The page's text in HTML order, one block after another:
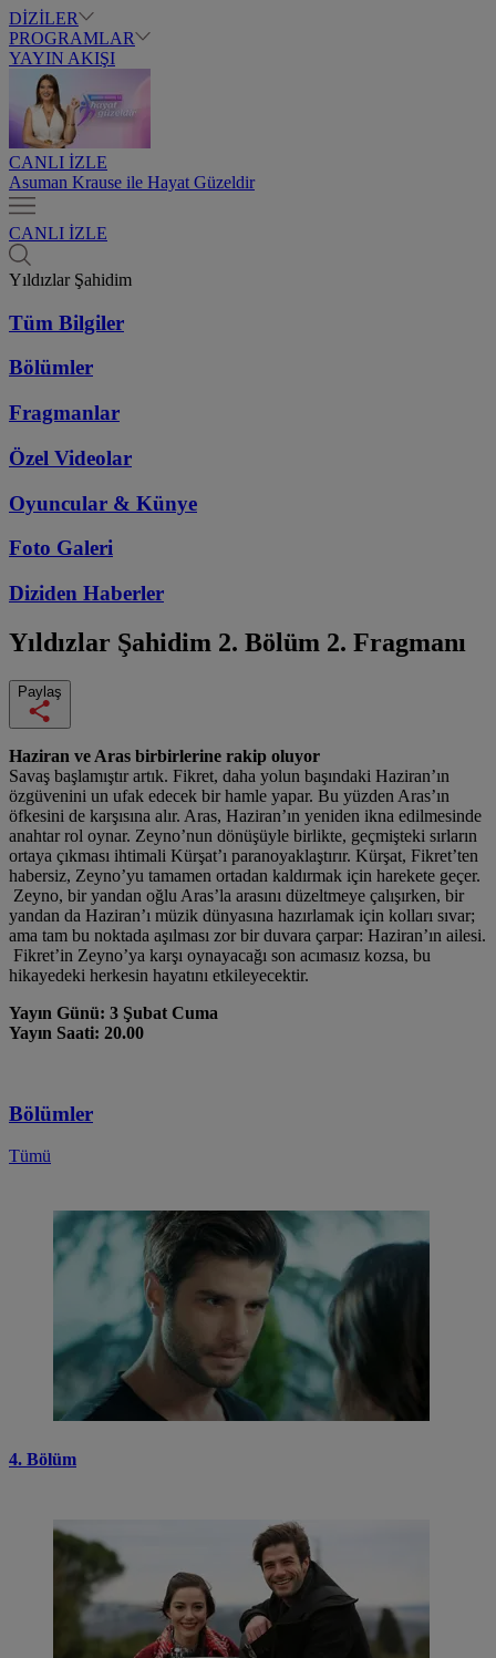
DİZİLER
PROGRAMLAR
YAYIN AKIŞI
CANLI İZLE
Asuman Krause ile Hayat Güzeldir
CANLI İZLE
Yıldızlar Şahidim
Tüm Bilgiler
Bölümler
Fragmanlar
Özel Videolar
Oyuncular & Künye
Foto Galeri
Diziden Haberler
Yıldızlar Şahidim 2. Bölüm 2. Fragmanı
Paylaş
Haziran ve Aras birbirlerine rakip oluyor
Savaş başlamıştır artık. Fikret, daha yolun başındaki Haziran’ın
özgüvenini un ufak edecek bir hamle yapar. Bu yüzden Aras’ın
öfkesini de karşısına alır. Aras, Haziran’ın yeniden ikna edilmesinde
anahtar rol oynar. Zeyno’nun dönüşüyle birlikte, geçmişteki sırların
ortaya çıkması ihtimali Kürşat’ı paranoyaklaştırır. Kürşat, Fikret’ten
habersiz, Zeyno’yu tamamen ortadan kaldırmak için harekete geçer.
Zeyno, bir yandan oğlu Aras’la arasını düzeltmeye çalışırken, bir
yandan da Haziran’ı müzik dünyasına hazırlamak için kolları sıvar;
ama tam bu noktada aşılması zor bir duvara çarpar: Haziran’ın ailesi.
Fikret’in Zeyno’ya karşı oynayacağı son acımasız kozsa, bu
hikayedeki herkesin hayatını etkileyecektir.
Yayın Günü: 3 Şubat Cuma
Yayın Saati: 20.00
Bölümler
Tümü
4. Bölüm